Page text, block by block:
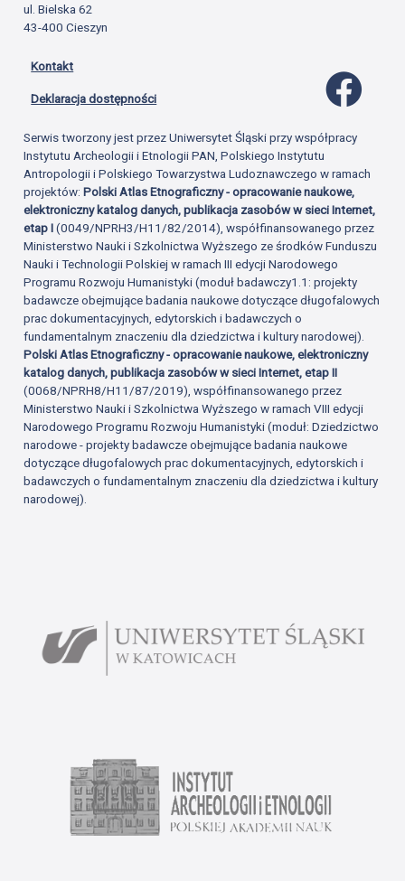
ul. Bielska 62
43-400 Cieszyn
Kontakt
Deklaracja dostępności
Serwis tworzony jest przez Uniwersytet Śląski przy współpracy
Instytutu Archeologii i Etnologii PAN, Polskiego Instytutu
Antropologii i Polskiego Towarzystwa Ludoznawczego w ramach
projektów:Polski Atlas Etnograficzny - opracowanie naukowe,
elektroniczny katalog danych, publikacja zasobów w sieci Internet,
etap I(0049/NPRH3/H11/82/2014), współfinansowanego przez
Ministerstwo Nauki i Szkolnictwa Wyższego ze środków Funduszu
Nauki i Technologii Polskiej w ramach III edycji Narodowego
Programu Rozwoju Humanistyki (moduł badawczy1.1: projekty
badawcze obejmujące badania naukowe dotyczące długofalowych
prac dokumentacyjnych, edytorskich i badawczych o
fundamentalnym znaczeniu dla dziedzictwa i kultury narodowej).
Polski Atlas Etnograficzny - opracowanie naukowe, elektroniczny
katalog danych, publikacja zasobów w sieci Internet, etap II
(0068/NPRH8/H11/87/2019), współfinansowanego przez
Ministerstwo Nauki i Szkolnictwa Wyższego w ramach VIII edycji
Narodowego Programu Rozwoju Humanistyki (moduł: Dziedzictwo
narodowe - projekty badawcze obejmujące badania naukowe
dotyczące długofalowych prac dokumentacyjnych, edytorskich i
badawczych o fundamentalnym znaczeniu dla dziedzictwa i kultury
narodowej).